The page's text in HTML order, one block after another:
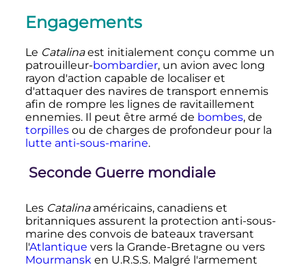
Engagements
Le Catalinaest initialement conçu comme un
patrouilleur-bombardier, un avion avec long
rayon d'action capable de localiser et
d'attaquer des navires de transport ennemis
afin de rompre les lignes de ravitaillement
ennemies. Il peut être armé de bombes, de
torpillesou de charges de profondeur pour la
lutte anti-sous-marine.
Seconde Guerre mondiale
Les Catalinaaméricains, canadiens et
britanniques assurent la protection anti-sous-
marine des convois de bateaux traversant
l'Atlantique vers la Grande-Bretagne ou vers
Mourmansken U.R.S.S. Malgré l'armement